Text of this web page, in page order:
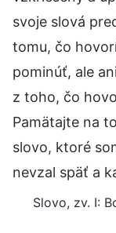
svoje slová
tomu, čo
pominúť, ale
z toho, čo
Pamätajte na
slovo, ktoré
nevzal späť a
Slovo, zv. I: